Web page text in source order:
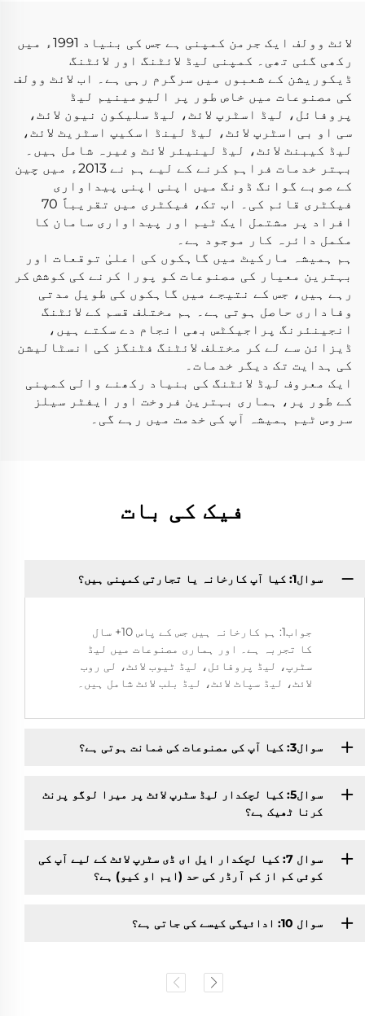
لائٹ وولف ایک جرمن کمپنی ہے جس کی بنیاد 1991ء میں
رکھی گئی تھی۔ کمپنی لیڈ لائٹنگ اور لائٹنگ
ڈیکوریشن کے شعبوں میں سرگرم رہی ہے۔ اب لائٹ وولف
کی مصنوعات میں خاص طور پر الیومینیم لیڈ
پروفائل، لیڈ اسٹرپ لائٹ، لیڈ سلیکون نیون لائٹ،
سی او بی اسٹرپ لائٹ، لیڈ لینڈ اسکیپ اسٹریٹ لائٹ،
لیڈ کیبنٹ لائٹ، لیڈ لینیئر لائٹ وغیرہ شامل ہیں۔
بہتر خدمات فراہم کرنے کے لیے ہم نے 2013ء میں چین
کے صوبے گوانگ ڈونگ میں اپنی اپنی پیداواری
فیکٹری قائم کی۔ اب تک، فیکٹری میں تقریباً 70
افراد پر مشتمل ایک ٹیم اور پیداواری سامان کا
مکمل دائرہ کار موجود ہے۔
ہم ہمیشہ مارکیٹ میں گاہکوں کی اعلیٰ توقعات اور
بہترین معیار کی مصنوعات کو پورا کرنے کی کوشش کر
رہے ہیں، جس کے نتیجے میں گاہکوں کی طویل مدتی
وفاداری حاصل ہوتی ہے۔ ہم مختلف قسم کے لائٹنگ
انجینئرنگ پراجیکٹس بھی انجام دے سکتے ہیں،
ڈیزائن سے لے کر مختلف لائٹنگ فٹنگز کی انسٹالیشن
کی ہدایت تک دیگر خدمات۔
ایک معروف لیڈ لائٹنگ کی بنیاد رکھنے والی کمپنی
کے طور پر، ہماری بہترین فروخت اور ایفٹر سیلز
سروس ٹیم ہمیشہ آپ کی خدمت میں رہے گی۔
فیک کی بات
سوال1: کیا آپ کارخانہ یا تجارتی کمپنی ہیں؟
جواب1: ہم کارخانہ ہیں جس کے پاس 10+ سال
کا تجربہ ہے۔ اور ہماری مصنوعات میں لیڈ
سٹرپ، لیڈ پروفائل، لیڈ ٹیوب لائٹ، لی روب
لائٹ، لیڈ سپاٹ لائٹ، لیڈ بلب لائٹ شامل ہیں۔
سوال3: کیا آپ کی مصنوعات کی ضمانت ہوتی ہے؟
سوال5: کیا لچکدار لیڈ سٹرپ لائٹ پر میرا لوگو پرنٹ
کرنا ٹھیک ہے؟
سوال 7: کیا لچکدار ایل ای ڈی سٹرپ لائٹ کے لیے آپ کی
کوئی کم از کم آرڈر کی حد (ایم او کیو) ہے؟
سوال 10: ادائیگی کیسے کی جاتی ہے؟